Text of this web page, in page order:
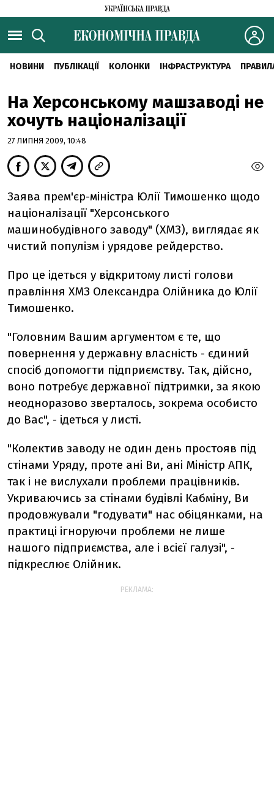
НОВИНИ ПУБЛІКАЦІЇ КОЛОНКИ ІНФРАСТРУКТУРА
На Херсонському машзаводі не
хочуть націоналізації
27 ЛИПНЯ 2009, 10:48
Заява прем'єр-міністра Юлії Тимошенко щодо
націоналізації "Херсонського
машинобудівного заводу" (ХМЗ), виглядає як
чистий популізм і урядове рейдерство.
Про це ідеться у відкритому листі голови
правління ХМЗ Олександра Олійника до Юлії
Тимошенко.
"Головним Вашим аргументом є те, що
повернення у державну власність - єдиний
спосіб допомогти підприємству. Так, дійсно,
воно потребує державної підтримки, за якою
неодноразово зверталось, зокрема особисто
до Вас", - ідеться у листі.
"Колектив заводу не один день простояв під
стінами Уряду, проте ані Ви, ані Міністр АПК,
так і не вислухали проблеми працівників.
Укриваючись за стінами будівлі Кабміну, Ви
продовжували "годувати" нас обіцянками, на
практиці ігноруючи проблеми не лише
нашого підприємства, але і всієї галузі", -
підкреслює Олійник.
РЕКЛАМА: